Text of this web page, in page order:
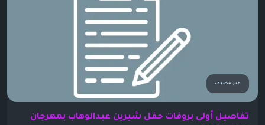
غير مصنف
تفاصيل أولى بروفات حفل شيرين عبدالوهاب بمهرجان